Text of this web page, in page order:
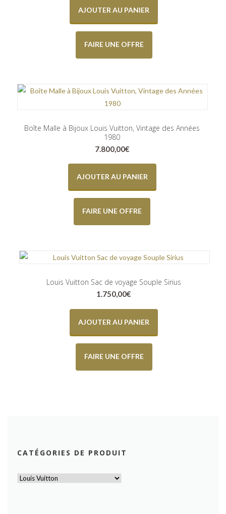
AJOUTER AU PANIER
FAIRE UNE OFFRE
Boîte Malle à Bijoux Louis Vuitton, Vintage des Années
1980
7.800,00€
AJOUTER AU PANIER
FAIRE UNE OFFRE
Louis Vuitton Sac de voyage Souple Sirius
1.750,00€
AJOUTER AU PANIER
FAIRE UNE OFFRE
CATÉGORIES DE PRODUIT